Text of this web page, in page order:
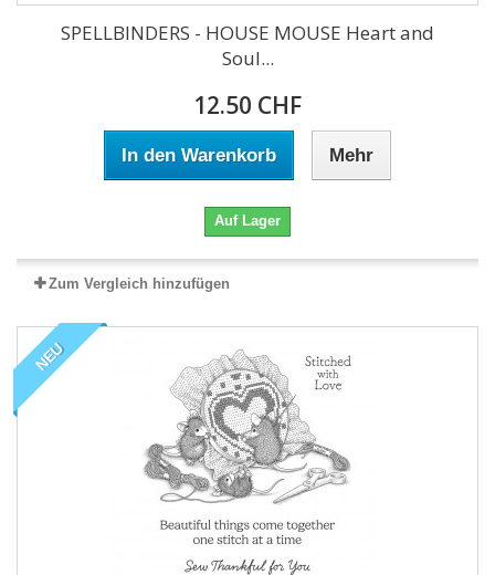
SPELLBINDERS - HOUSE MOUSE Heart and
Soul...
12.50 CHF
In den Warenkorb Mehr
Auf Lager
Zum Vergleich hinzufügen
NEU